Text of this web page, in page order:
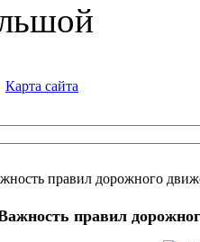
Карта сайта
правил дорожного
правил